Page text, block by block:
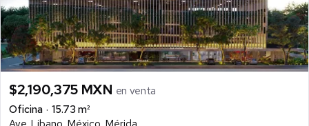
$2,190,375 MXN en venta
Oficina
15.73 m²